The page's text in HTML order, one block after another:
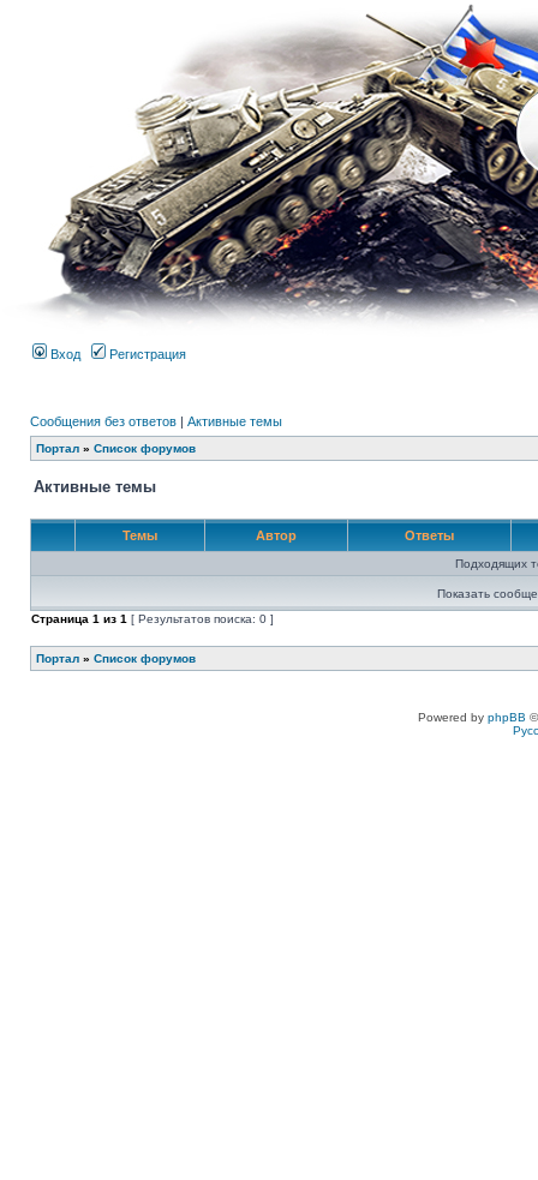
Вход Регистрация
Сообщения без ответов | Активные темы
Портал » Список форумов
Активные темы
Темы Автор Ответы
Подходящих
Показать
Страница 1 из 1 [ Результатов поиска: 0 ]
Портал » Список форумов
Powered by phpBB